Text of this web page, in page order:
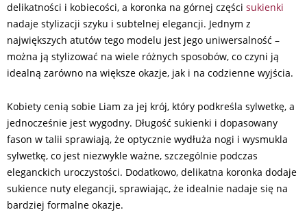
delikatności i kobiecości, a koronka na górnej części sukienki
nadaje stylizacji szyku i subtelnej elegancji. Jednym z
największych atutów tego modelu jest jego uniwersalność –
można ją stylizować na wiele różnych sposobów, co czyni ją
idealną zarówno na większe okazje, jak i na codzienne wyjścia.
Kobiety cenią sobie Liam za jej krój, który podkreśla sylwetkę, a
jednocześnie jest wygodny. Długość sukienki i dopasowany
fason w talii sprawiają, że optycznie wydłuża nogi i wysmukla
sylwetkę, co jest niezwykle ważne, szczególnie podczas
eleganckich uroczystości. Dodatkowo, delikatna koronka dodaje
sukience nuty elegancji, sprawiając, że idealnie nadaje się na
bardziej formalne okazje.